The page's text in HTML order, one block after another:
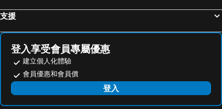
支援
登入享受會員專屬優惠
建立個人化體驗
會員優惠和會員價
登入